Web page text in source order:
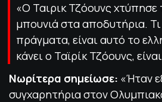
«Ο Ταιρικ Τζόουνς χτύπησε
μπουνιά στα αποδυτήρια. Τι
πράγματα, είναι αυτό το
κάνει ο Ταϊρίκ Τζόουνς,
Νωρίτερα σημείωσε: «Ήταν
συγχαρητήρια στον